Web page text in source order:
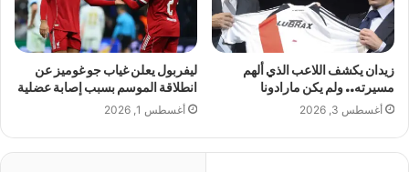
زيدان يكشف اللاعب الذي ألهم
مسيرته.. ولم يكن مارادونا
أغسطس 3, 2026
ليفربول يعلن غياب جو غوميز عن
انطلاقة الموسم بسبب إصابة عضلية
أغسطس 1, 2026